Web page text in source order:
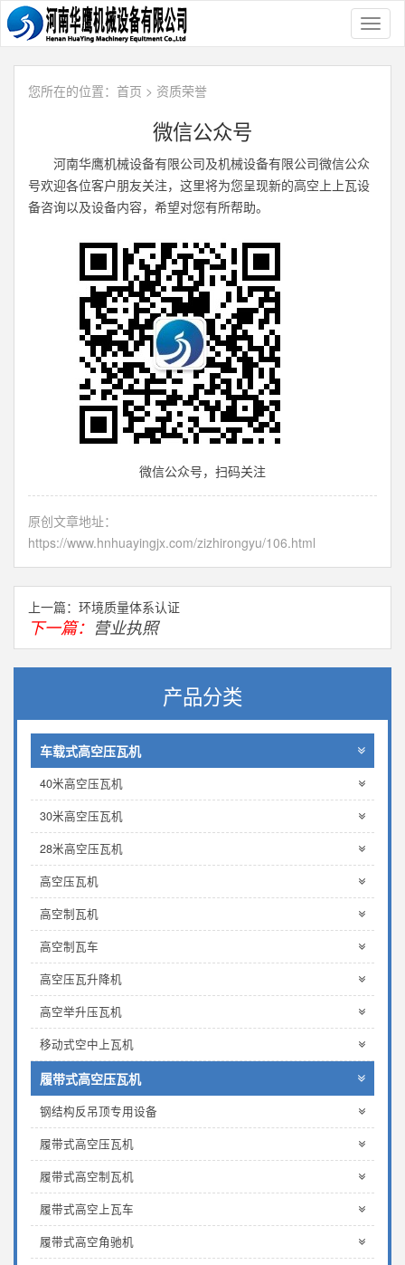
您所在的位置： 首页 > 资质荣誉
微信公众号
河南华鹰机械设备有限公司及机械设备有限公司微信公众
号欢迎各位客户朋友关注，这里将为您呈现新的高空上上瓦设
备咨询以及设备内容，希望对您有所帮助。
微信公众号，扫码关注
原创文章地址：
https://www.hnhuayingjx.com/zizhirongyu/106.html
上一篇：​ 环境质量体系认证
下一篇： 营业执照
产品分类
车载式高空压瓦机
40米高空压瓦机
30米高空压瓦机
28米高空压瓦机
高空压瓦机
高空制瓦机
高空制瓦车
高空压瓦升降机
高空举升压瓦机
移动式空中上瓦机
履带式高空压瓦机
钢结构反吊顶专用设备
履带式高空压瓦机
履带式高空制瓦机
履带式高空上瓦车
履带式高空角驰机